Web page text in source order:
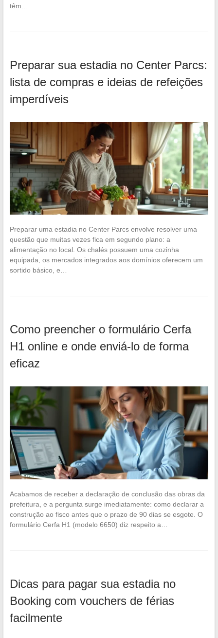
têm…
Preparar sua estadia no Center Parcs:
lista de compras e ideias de refeições
imperdíveis
Preparar uma estadia no Center Parcs envolve resolver uma
questão que muitas vezes fica em segundo plano: a
alimentação no local. Os chalés possuem uma cozinha
equipada, os mercados integrados aos domínios oferecem um
sortido básico, e…
Como preencher o formulário Cerfa
H1 online e onde enviá-lo de forma
eficaz
Acabamos de receber a declaração de conclusão das obras da
prefeitura, e a pergunta surge imediatamente: como declarar a
construção ao fisco antes que o prazo de 90 dias se esgote. O
formulário Cerfa H1 (modelo 6650) diz respeito a…
Dicas para pagar sua estadia no
Booking com vouchers de férias
facilmente